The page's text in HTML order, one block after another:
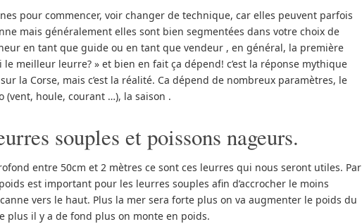
pour commencer, voir changer de technique, car elles peuvent parfois
mais généralement elles sont bien segmentées dans votre choix de
en tant que guide ou en tant que vendeur , en général, la première
le meilleur leurre? » et bien en fait ça dépend! c’est la réponse mythique
la Corse, mais c’est la réalité. Ca dépend de nombreux paramètres, le
(vent, houle, courant …), la saison .
souples et poissons nageurs.
entre 50cm et 2 mètres ce sont ces leurres qui nous seront utiles. Par
est important pour les leurres souples afin d’accrocher le moins
vers le haut. Plus la mer sera forte plus on va augmenter le poids du
plus il y a de fond plus on monte en poids.